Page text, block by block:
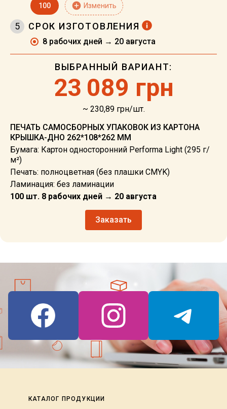
100 add_circle Изменить
5 СРОК ИЗГОТОВЛЕНИЯ
8 рабочих дней → 20 августа
ВЫБРАННЫЙ ВАРИАНТ:
23 089 грн
~ 230,89 грн/шт.
ПЕЧАТЬ САМОСБОРНЫХ УПАКОВОК ИЗ КАРТОНА
КРЫШКА-ДНО 262*108*262 ММ
Бумага: Картон односторонний Performa Light (295 г/
м²)
Печать: полноцветная (без плашки CMYK)
Ламинация: без ламинации
100 шт. 8 рабочих дней → 20 августа
Заказать
КАТАЛОГ ПРОДУКЦИИ